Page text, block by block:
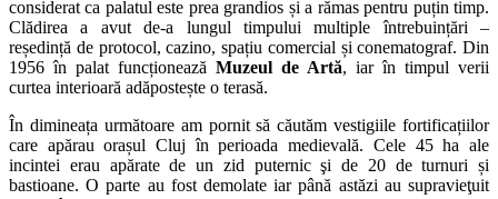
considerat ca palatul este prea grandios și a rămas pentru puțin timp.
Clădirea a avut de-a lungul timpului multiple întrebuințări –
reședință de protocol, cazino, spațiu comercial și conematograf. Din
1956 în palat funcționează Muzeul de Artă, iar în timpul verii
curtea interioară adăpostește o terasă.
În dimineața următoare am pornit să căutăm vestigiile fortificațiilor
care apărau orașul Cluj în perioada medievală. Cele 45 ha ale
incintei erau apărate de un zid puternic şi de 20 de turnuri și
bastioane. O parte au fost demolate iar până astăzi au supravieţuit